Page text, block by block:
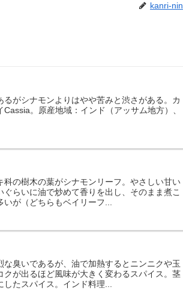
kanri-nin
がシナモンよりはやや苦みと渋さがある。カ
。原産地域：インド（アッサム地方）、
の樹木の葉がシナモンリーフ。やさしい甘い
らいに油で炒めて香りを出し、そのまま煮こ
いが（どちらもベイリーフ...
臭いであるが、油で加熱するとニンニクや玉
が出るほど風味が大きく変わるスパイス。茎
したスパイス。インド料理...